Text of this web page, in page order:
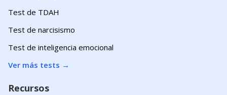
Test de TDAH
Test de narcisismo
Test de inteligencia emocional
Ver más tests →
Recursos